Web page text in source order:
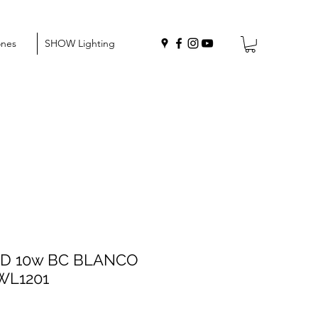
SHOW Lighting
10w BC BLANCO